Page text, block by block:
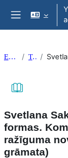
Skip to main content
EkonT000 Topic 21
Svetlana
formas.
ražīguma
grāmata)